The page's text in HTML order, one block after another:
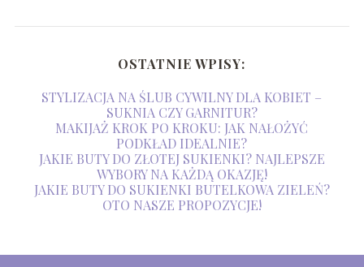
OSTATNIE WPISY:
STYLIZACJA NA ŚLUB CYWILNY DLA KOBIET –
SUKNIA CZY GARNITUR?
MAKIJAŻ KROK PO KROKU: JAK NAŁOŻYĆ
PODKŁAD IDEALNIE?
JAKIE BUTY DO ZŁOTEJ SUKIENKI? NAJLEPSZE
WYBORY NA KAŻDĄ OKAZJĘ!
JAKIE BUTY DO SUKIENKI BUTELKOWA ZIELEŃ?
OTO NASZE PROPOZYCJE!